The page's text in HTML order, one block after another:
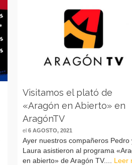
Visitamos el plató de
«Aragón en Abierto» en
AragónTV
el6 AGOSTO, 2021
Ayer nuestros compañeros Pedro
Laura asistieron al programa
en abierto» de Aragón TV.... Leer